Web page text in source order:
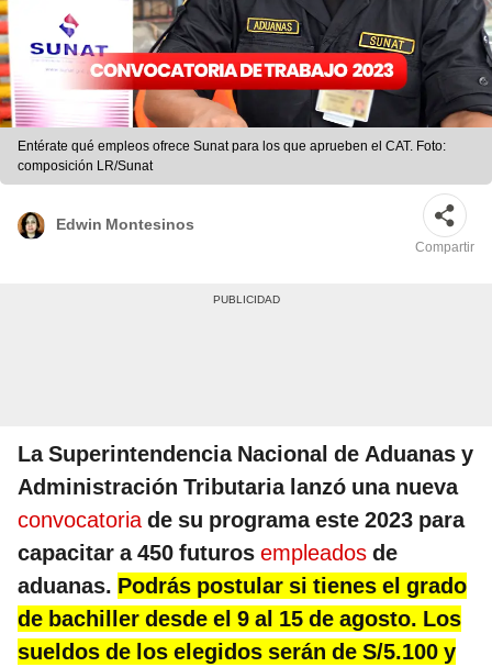
Entérate qué empleos ofrece Sunat para los que aprueben el CAT. Foto:
composición LR/Sunat
Edwin Montesinos
Compartir
La Superintendencia Nacional de Aduanas y
Administración Tributaria lanzó una nueva
convocatoria de su programa este 2023 para
capacitar a 450 futuros empleados de
aduanas. Podrás postular si tienes el grado
de bachiller desde el 9 al 15 de agosto. Los
sueldos de los elegidos serán de S/5.100 y